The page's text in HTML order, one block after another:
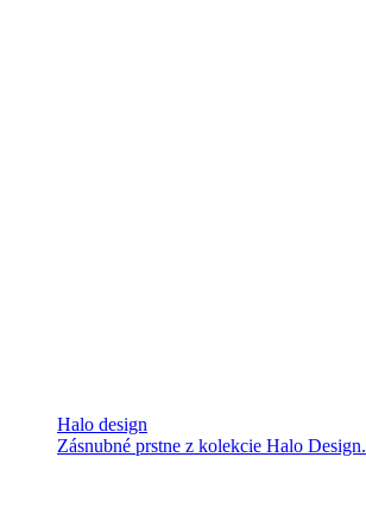
Halo design
Zásnubné prstne z kolekcie Halo Design.